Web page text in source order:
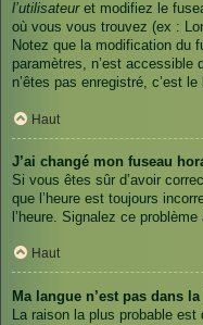
l’utilisateuret modifiez le
où vous vous trouvez (ex :
Notez que la modification du
paramètres, n’est accessible
n’êtes pas enregistré, c’est
Haut
J’ai changé mon fuseau
Si vous êtes sûr d’avoir
que l’heure est toujours
l’heure. Signalez ce
Haut
Ma langue n’est pas dans
La raison la plus probable est